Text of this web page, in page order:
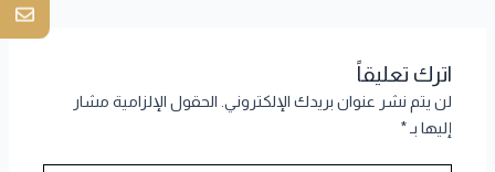
اترك تعليقاً
لن يتم نشر عنوان بريدك الإلكتروني. الحقول الإلزامية مشار
إليها بـ*